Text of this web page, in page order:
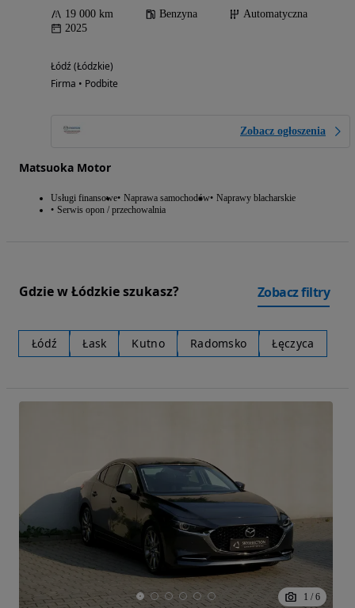
19 000 km Benzyna
Automatyczna
2025
Łódź (Łódzkie)
Firma • Podbite
Zobacz ogłoszenia
Matsuoka Motor
Usługi finansowe Naprawa samochodów Naprawy blacharskie
Serwis opon / przechowalnia
Gdzie w Łódzkie szukasz? Zobacz filtry
Łódź Łask Kutno Radomsko Łęczyca
1 / 6